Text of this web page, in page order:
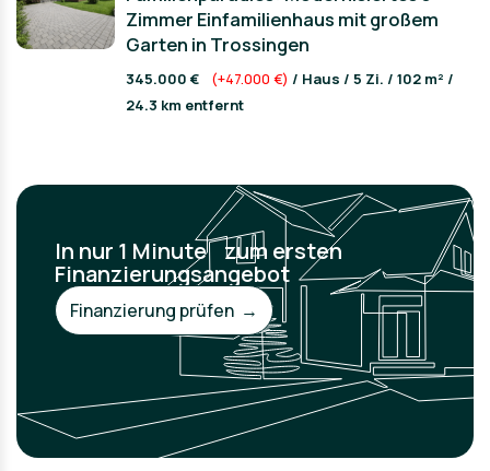
Zimmer Einfamilienhaus mit großem
Garten in Trossingen
345.000 € (+47.000 €) / Haus / 5 Zi. / 102 m² /
24.3 km entfernt
In nur 1 Minute zum ersten
Finanzierungsangebot
Finanzierung prüfen →